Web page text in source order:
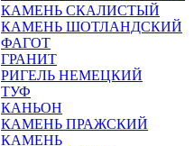
КАМЕНЬ СКАЛИСТЫЙ
КАМЕНЬ ШОТЛАНДСКИЙ
ФАГОТ
ГРАНИТ
РИГЕЛЬ НЕМЕЦКИЙ
ТУФ
КАНЬОН
КАМЕНЬ ПРАЖСКИЙ
КАМЕНЬ